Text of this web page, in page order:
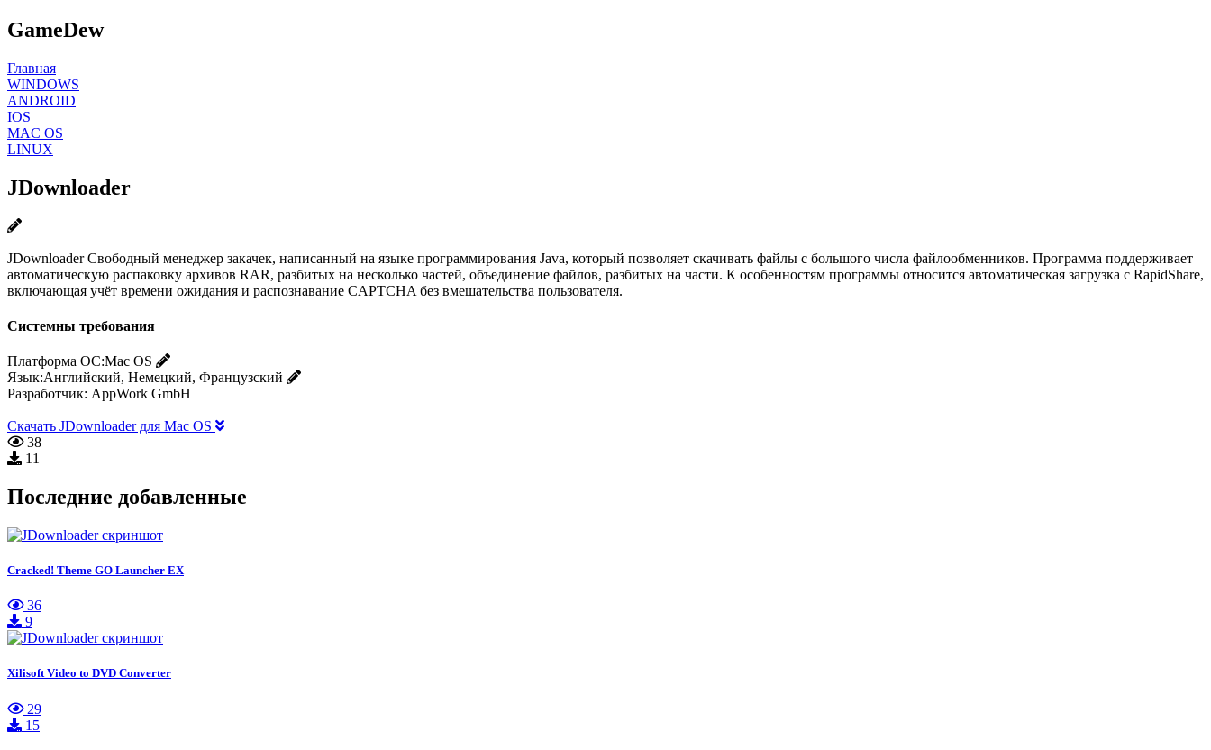
GameDew
Главная
WINDOWS
ANDROID
IOS
MAC OS
LINUX
JDownloader
JDownloader Свободный менеджер закачек, написанный на языке программирования Java, который позволяет скачивать файлы с большого числа файлообменников. Программа поддерживает
автоматическую распаковку архивов RAR, разбитых на несколько частей, объединение файлов, разбитых на части. К особенностям программы относится автоматическая загрузка с RapidShare,
включающая учёт времени ожидания и распознавание CAPTCHA без вмешательства пользователя.
Системны требования
Платформа ОС:Mac OS
Язык:Английский, Немецкий, Французский
Разработчик: AppWork GmbH
Скачать JDownloader для Mac OS
38
11
Последние добавленные
Cracked! Theme GO Launcher EX
36
9
Xilisoft Video to DVD Converter
29
15